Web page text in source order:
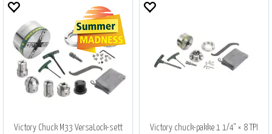
Victory Chuck M33 VersaLock-sett Victory chuck-pakke 1 1/4" × 8 TPI